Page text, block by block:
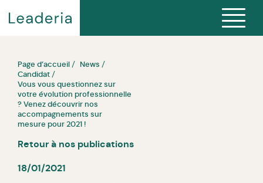
Page d’accueil
News
Candidat
Vous vous questionnez sur
votre évolution professionnelle
? Venez découvrir nos
accompagnements sur
mesure pour 2021 !
Retour à nos publications
18/01/2021